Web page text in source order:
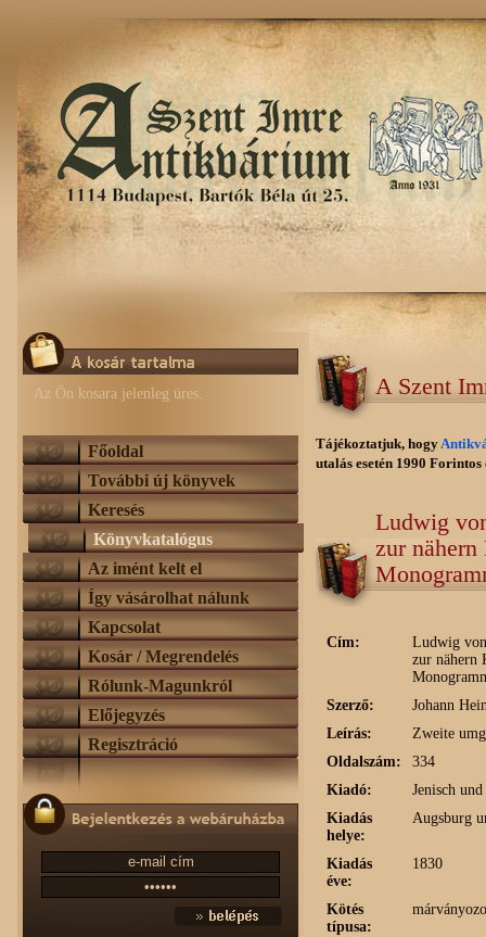
Az Ön kosara jelenleg üres.
Főoldal
További új könyvek
Keresés
Könyvkatalógus
Az imént kelt el
Így vásárolhat nálunk
Kapcsolat
Kosár / Megrendelés
Rólunk-Magunkról
Előjegyzés
Regisztráció
A Szent
Tájékoztatjuk, hogy
utalás esetén 1990
Ludwig
zur nähern
Cím:
Ludwig
zur nähern
Szerző:
Johann
Leírás:
Zweite
Oldalszám:
334
Kiadó:
Jenisch
Kiadás
helye:
Augsburg
Kiadás
éve:
1830
Kötés
típusa: